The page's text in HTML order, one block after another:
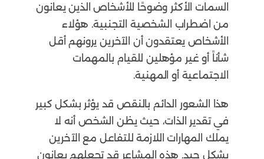
السمات الأكثر وضوحًا للأشخاص الذين يعانون
من اضطراب الشخصية التجنبية. هؤلاء
الأشخاص يعتقدون أن الآخرين يرونهم أقل
شأناً أو غير مؤهلين للقيام بالمهمات
الاجتماعية أو المهنية.
هذا الشعور الدائم بالنقص قد يؤثر بشكل كبير
في تقدير الذات، حيث يظن الشخص أنه لا
يملك المهارات اللازمة للتفاعل مع الآخرين
بشكل جيد. هذه المشاعر قد تجعلهم يعانون